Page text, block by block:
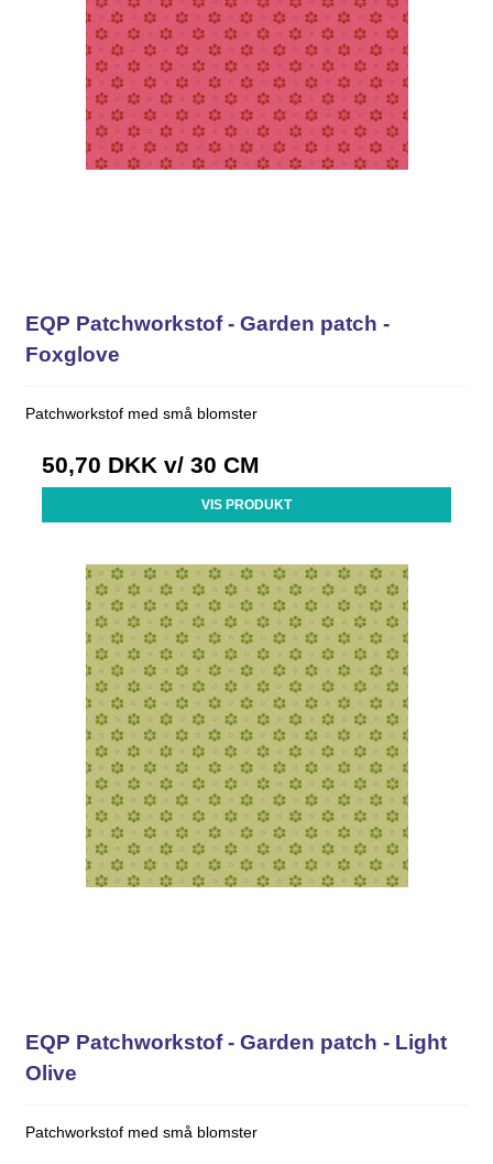
EQP Patchworkstof - Garden patch -
Foxglove
Patchworkstof med små blomster
50,70 DKK v/ 30 CM
VIS PRODUKT
EQP Patchworkstof - Garden patch - Light
Olive
Patchworkstof med små blomster